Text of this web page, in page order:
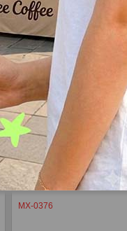
LA-149
加入查詢
MX-0376